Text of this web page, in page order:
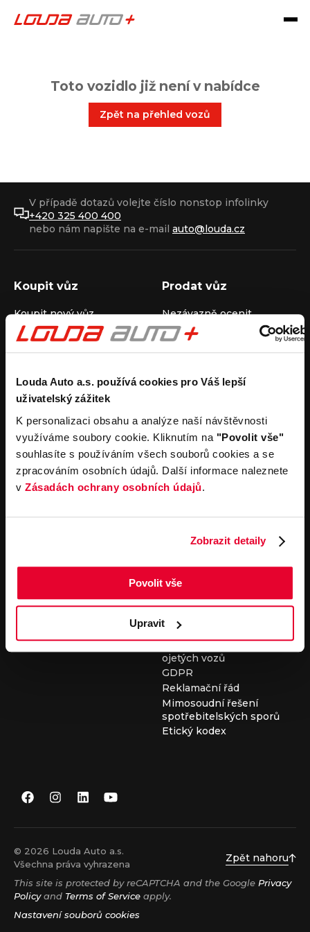
Louda Auto a.s. používá cookies pro Váš lepší
uživatelský zážitek
K personalizaci obsahu a analýze naší návštěvnosti
využíváme soubory cookie. Kliknutím na "Povolit vše"
souhlasíte s používáním všech souborů cookies a se
zpracováním osobních údajů. Další informace naleznete
v Zásadách ochrany osobních údajů.
Zobrazit detaily
Povolit vše
Upravit
Toto vozidlo již není v nabídce
Zpět na přehled vozů
V případě dotazů volejte číslo nonstop infolinky
+420 325 400 400
nebo nám napište na e-mail auto@louda.cz
Koupit vůz
Koupit nový vůz
Koupit ojetý vůz
Koupit užitkový vůz
Prodat vůz
Nezávazně ocenit
Průběh výkupu vozu
Pronájem
Carsharing
Autopůjčovna
Operativní leasing
Společnost
Louda Auto+ Poděbrady
Obytné vozy
Novinky
Kariéra
Servisní služby
Servis
Důležité odkazy
Cookies
Všeobecné obchodní
podmínky pro online
vozidel
Všeobecné obchodní
podmínky pro provádění
servisních prací
Všeobecné obchodní
podmínky při nákupu
ojetých vozů
GDPR
Reklamační řád
Mimosoudní řešení
spotřebitelských sporů
Etický kodex
© 2026 Louda Auto a.s.
Všechna práva vyhrazena
Zpět nahoru
This site is protected by reCAPTCHA and the Google Privacy
Policyand Terms of Service apply.
Nastavení souborů cookies